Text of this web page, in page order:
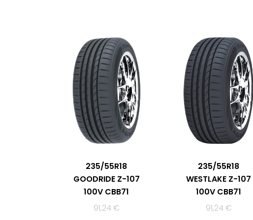
235/55R18
GOODRIDE Z-107
100V CBB71
91,24€
235/55R18
WESTLAKE Z-107
100V CBB71
91,24€